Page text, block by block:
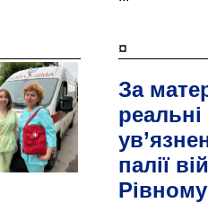
¤
За
палії
Рівному